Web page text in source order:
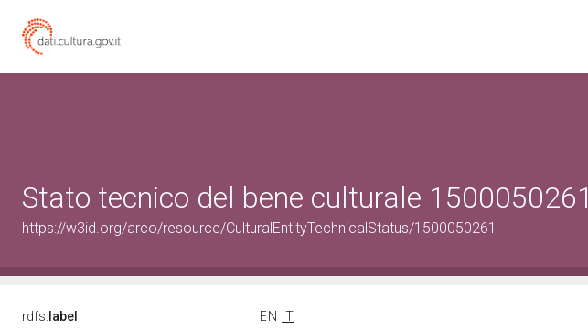
Stato tecnico del bene culturale 1500050261
https://w3id.org/arco/resource/CulturalEntityTechnicalStatus/1500050261
rdfs: label EN
IT